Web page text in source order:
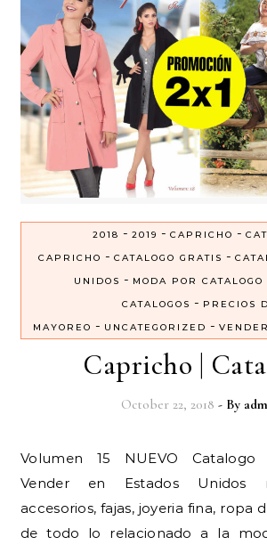
2018 - 2019 - CAPRICHO -
CAPRICHO - CATALOGO GRATIS -
UNIDOS - MODA POR CATALOGO
CATALOGOS - PRECIOS
MAYOREO - UNCATEGORIZED -
Capricho |
October 22, 2018 - By
Volumen 15 NUEVO Catalogo Capricho para
Vender en Estados Unidos
accesorios, fajas, joyeria fina, ropa
de todo lo relacionado a la